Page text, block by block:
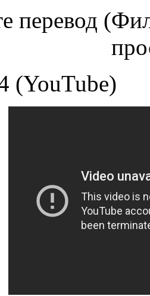
перевод
(YouTube)